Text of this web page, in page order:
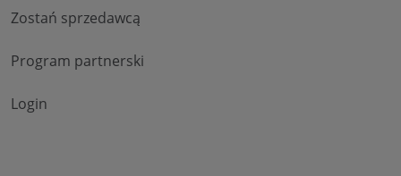
Zostań sprzedawcą
Program partnerski
Login